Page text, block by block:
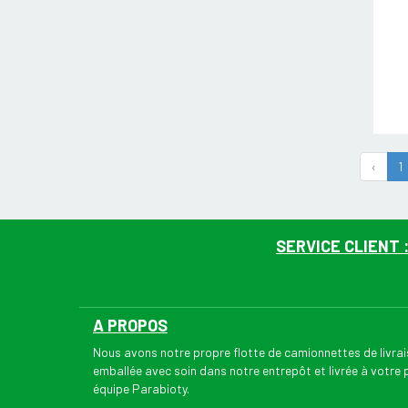
‹ 1
SERVICE CLIENT :
A PROPOS
Nous avons notre propre flotte de camionnettes de
emballée avec soin dans notre entrepôt et livrée à
équipe Parabioty.